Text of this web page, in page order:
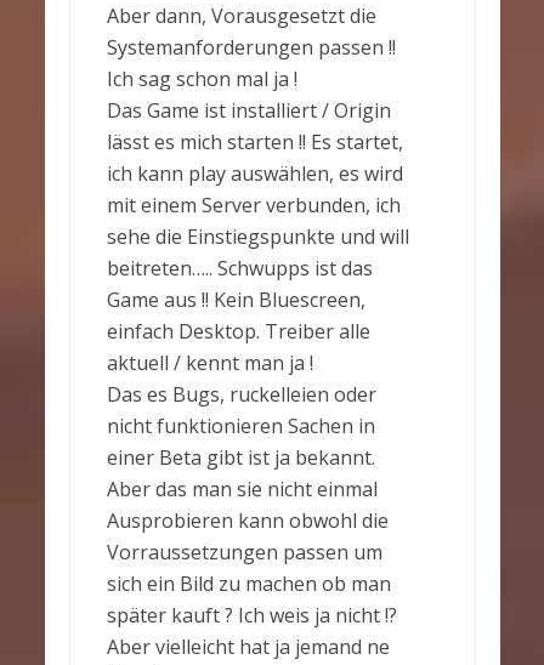
Aber dann, Vorausgesetzt die
Systemanforderungen passen !!
Ich sag schon mal ja !
Das Game ist installiert / Origin
lässt es mich starten !! Es startet,
ich kann play auswählen, es wird
mit einem Server verbunden, ich
sehe die Einstiegspunkte und will
beitreten….. Schwupps ist das
Game aus !! Kein Bluescreen,
einfach Desktop. Treiber alle
aktuell / kennt man ja !
Das es Bugs, ruckelleien oder
nicht funktionieren Sachen in
einer Beta gibt ist ja bekannt.
Aber das man sie nicht einmal
Ausprobieren kann obwohl die
Vorraussetzungen passen um
sich ein Bild zu machen ob man
später kauft ? Ich weis ja nicht !?
Aber vielleicht hat ja jemand ne